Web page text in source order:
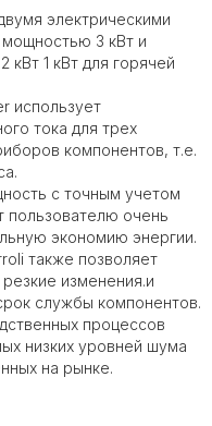
электрическими
мощностью 3 кВт и
1 кВт для горячей
использует
тока для трех
компонентов, т.е.
с точным учетом
пользователю очень
экономию энергии.
также позволяет
изменения.и
службы компонентов.
процессов
низких уровней шума
на рынке.